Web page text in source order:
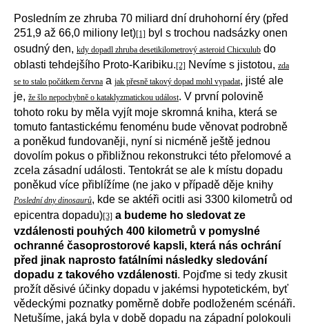
Posledním ze zhruba 70 miliard dní druhohorní éry (před
251,9 až 66,0 miliony let)[1] byl s trochou nadsázky onen
osudný den, kdy dopadl zhruba desetikilometrový asteroid Chicxulub do
oblasti tehdejšího Proto-Karibiku.[2] Nevíme s jistotou, zda
se to stalo počátkem června a jak přesně takový dopad mohl vypadat, jisté ale
je, že šlo nepochybně o kataklyzmatickou událost. V první polovině
tohoto roku by měla vyjít moje skromná kniha, která se
tomuto fantastickému fenoménu bude věnovat podrobně
a poněkud fundovaněji, nyní si nicméně ještě jednou
dovolím pokus o přibližnou rekonstrukci této přelomové a
zcela zásadní události. Tentokrát se ale k místu dopadu
poněkud více přiblížíme (ne jako v případě děje knihy
Poslední dny dinosaurů, kde se aktéři ocitli asi 3300 kilometrů od
epicentra dopadu)[3] a budeme ho sledovat ze
vzdálenosti pouhých 400 kilometrů v pomyslné
ochranné časoprostorové kapsli, která nás ochrání
před jinak naprosto fatálními následky sledování
dopadu z takového vzdálenosti. Pojďme si tedy zkusit
prožít děsivé účinky dopadu v jakémsi hypotetickém, byť
vědeckými poznatky poměrně dobře podloženém scénáři.
Netušíme, jaká byla v době dopadu na západní polokouli